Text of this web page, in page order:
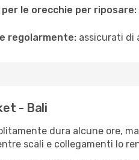
le orecchie per riposare:
regolarmente: assicurati di
- Bali
dura alcune ore,
scali e collegamenti lo